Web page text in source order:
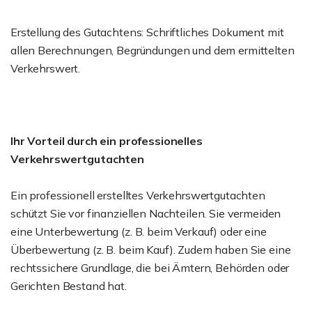
Erstellung des Gutachtens: Schriftliches Dokument mit
allen Berechnungen, Begründungen und dem ermittelten
Verkehrswert.
Ihr Vorteil durch ein professionelles
Verkehrswertgutachten
Ein professionell erstelltes Verkehrswertgutachten
schützt Sie vor finanziellen Nachteilen. Sie vermeiden
eine Unterbewertung (z. B. beim Verkauf) oder eine
Überbewertung (z. B. beim Kauf). Zudem haben Sie eine
rechtssichere Grundlage, die bei Ämtern, Behörden oder
Gerichten Bestand hat.